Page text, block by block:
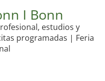
I Bonn
estudios y
programadas | Feria